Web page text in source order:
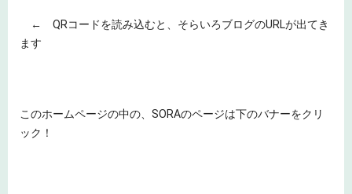
← QRコードを読み込むと、そらいろブログのURLが出てき
ます
このホームページの中の、SORAのページは下のバナーをクリ
ック！